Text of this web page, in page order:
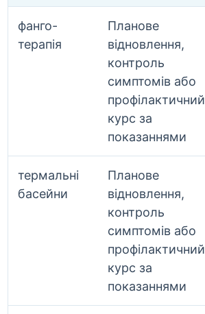
фанго-
терапія
Планове
відновлення,
контроль
симптомів або
профілактичний
курс за
показаннями
термальні
басейни
Планове
відновлення,
контроль
симптомів або
профілактичний
курс за
показаннями